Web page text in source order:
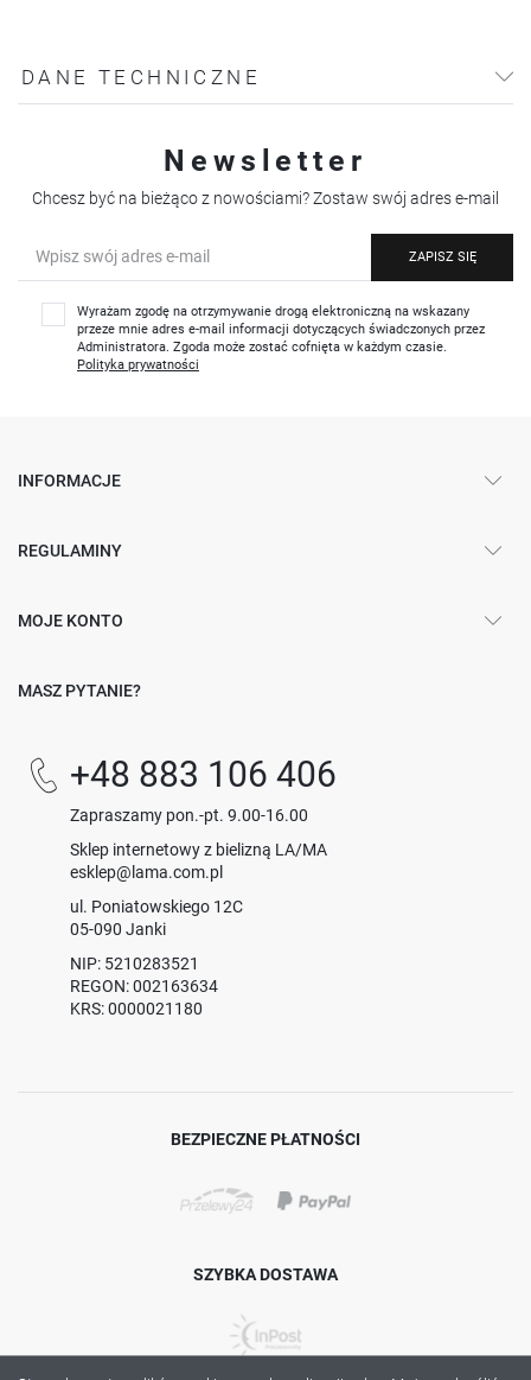
DANE TECHNICZNE
Newsletter
Chcesz być na bieżąco z nowościami? Zostaw swój adres e-mail
ZAPISZ SIĘ
Wyrażam zgodę na otrzymywanie drogą elektroniczną na wskazany
przeze mnie adres e-mail informacji dotyczących świadczonych przez
Administratora. Zgoda może zostać cofnięta w każdym czasie.
Polityka prywatności
INFORMACJE
REGULAMINY
MOJE KONTO
MASZ PYTANIE?
+48 883 106 406
Zapraszamy pon.-pt. 9.00-16.00
Sklep internetowy z bielizną LA/MA
esklep@lama.com.pl
ul. Poniatowskiego 12C
05-090 Janki
NIP: 5210283521
REGON: 002163634
KRS: 0000021180
BEZPIECZNE PŁATNOŚCI
SZYBKA DOSTAWA